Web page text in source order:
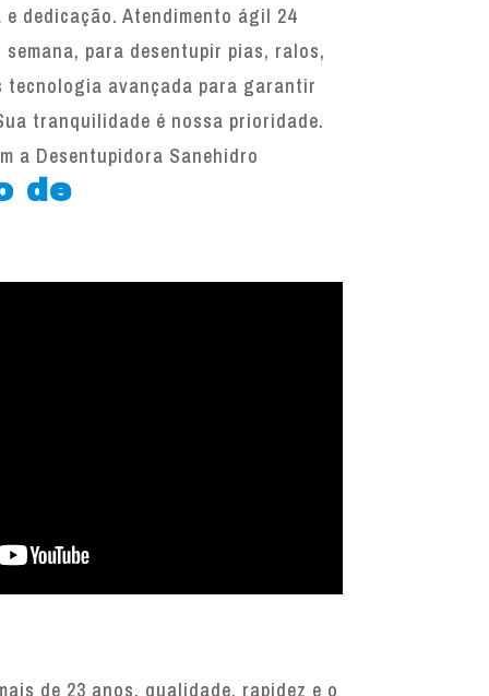
dedicação. Atendimento ágil 24
para desentupir pias, ralos,
tecnologia avançada para garantir
tranquilidade é nossa prioridade.
a Desentupidora Sanehidro
de
de 23 anos, qualidade, rapidez e o